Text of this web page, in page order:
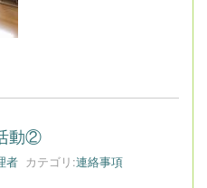
動②
者 カテゴリ:連絡事項